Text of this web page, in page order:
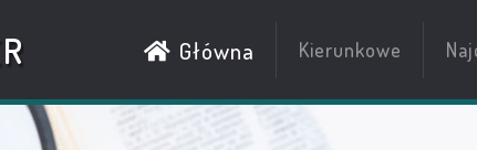
Główna Kierunkowe